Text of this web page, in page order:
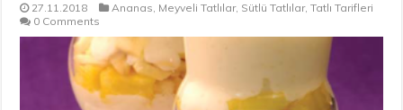
27.11.2018 Ananas, Meyveli Tatlılar, Sütlü Tatlılar,Tatlı Tarifleri
0 Comments